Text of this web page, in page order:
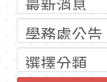
走」動
員健康
心」，
清華光
動時代
教師韌
轉環境
程」
轉農業